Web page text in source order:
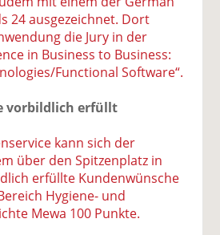
24 ausgezeichnet. Dort
die Jury in der
in Business to Business:
Functional Software“.
vorbildlich erfüllt
kann sich der
über den Spitzenplatz in
erfüllte Kundenwünsche
Hygiene- und
Mewa 100 Punkte.